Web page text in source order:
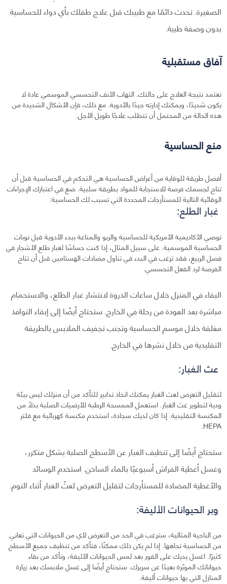
الصغيرة. تحدث دائمًا مع طبيبك قبل علاج طفلك بأي دواء للحساسية
بدون وصفة طبية.
آفاق مستقبلية
تعتمد نتيجة العلاج على حالتك. التهاب الأنف التحسسي الموسمي عادة لا
يكون شديدًا، ويمكنك إدارته جيدًا بالأدوية. مع ذلك، فإن الأشكال الشديدة من
هذه الحالة من المحتمل أن تتطلب علاجًا طويل الأجل.
منع الحساسية
أفضل طريقة للوقاية من أعراض الحساسية هي التحكم في الحساسية قبل أن
تتاح لجسمك فرصة للاستجابة للمواد بطريقة سلبية. ضع في اعتبارك الإجراءات
الوقائية التالية للمستأرجات المحددة التي تسبب لك الحساسية:
غبار الطلع:
توصي الأكاديمية الأمريكية للحساسية والربو والمناعة ببدء الأدوية قبل نوبات
الحساسية الموسمية. على سبيل المثال، إذا كنت حساسًا لغبار طلع الأشجار في
فصل الربيع، فقد ترغب في البدء في تناول مضادات الهستامين قبل أن تتاح
الفرصة لرد الفعل التحسسي.
البقاء في المنزل خلال ساعات الذروة لانتشار غبار الطلع، والاستحمام
مباشرة بعد العودة من رحلة في الخارج. ستحتاج أيضًا إلى إبقاء النوافذ
مغلقة خلال موسم الحساسية وتجنب تجفيف الملابس بالطريقة
التقليدية من خلال نشرها في الخارج.
عث الغبار:
لتقليل التعرض لعث الغبار يمكنك اتخاذ تدابير للتأكد من أن منزلك ليس بيئة
ودية لتطوير عث الغبار. استعمل الممسحة الرطبة للأرضيات الصلبة بدلًا من
المكنسة التقليدية. إذا كان لديك سجادة، استخدم مكنسة كهربائية مع فلتر
HEPA.
ستحتاج أيضًا إلى تنظيف الغبار عن الأسطح الصلبة بشكل متكرر،
وغسل أغطية الفراش أسبوعيًا بالماء الساخن. استخدم الوسائد
والأغطية المضادة للمستأرجات لتقليل التعرض لعثّ الغبار أثناء النوم.
وبر الحيوانات الأليفة:
من الناحية المثالية، سترغب في الحد من التعرض لأي من الحيوانات التي تعاني
من الحساسية تجاهها. إذا لم يكن ذلك ممكنًا، فتأكد من تنظيف جميع الأسطح
كثيرًا. اغسل يديك على الفور بعد لمس الحيوانات الأليفة، وتأكد من بقاء
حيواناتك الموبّرة بعيدًا عن سريرك. ستحتاج أيضًا إلى غسل ملابسك بعد زيارة
المنازل التي بها حيوانات أليفة.